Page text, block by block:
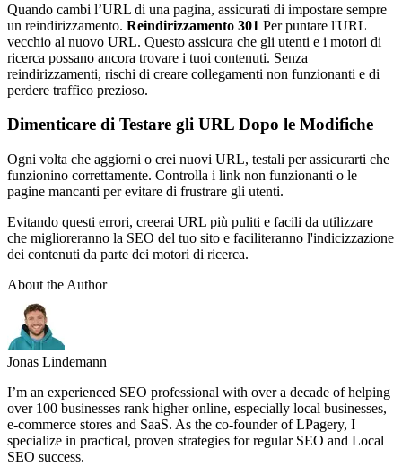
Quando cambi l’URL di una pagina, assicurati di impostare sempre
un reindirizzamento. Reindirizzamento 301 Per puntare l'URL
vecchio al nuovo URL. Questo assicura che gli utenti e i motori di
ricerca possano ancora trovare i tuoi contenuti. Senza
reindirizzamenti, rischi di creare collegamenti non funzionanti e di
perdere traffico prezioso.
Dimenticare di Testare gli URL Dopo le Modifiche
Ogni volta che aggiorni o crei nuovi URL, testali per assicurarti che
funzionino correttamente. Controlla i link non funzionanti o le
pagine mancanti per evitare di frustrare gli utenti.
Evitando questi errori, creerai URL più puliti e facili da utilizzare
che miglioreranno la SEO del tuo sito e faciliteranno l'indicizzazione
dei contenuti da parte dei motori di ricerca.
About the Author
Jonas Lindemann
I’m an experienced SEO professional with over a decade of helping
over 100 businesses rank higher online, especially local businesses,
e-commerce stores and SaaS. As the co-founder of LPagery, I
specialize in practical, proven strategies for regular SEO and Local
SEO success.